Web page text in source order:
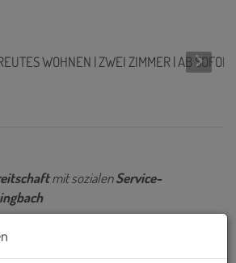
mit sozialenService-
gelangenprovisionsfreie